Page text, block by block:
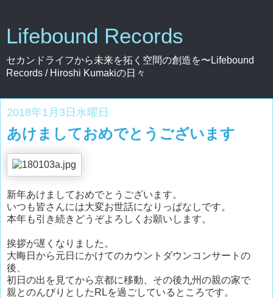
Lifebound Records
セカンドライフから未来を拓く空間の創造を〜Lifebound
Records / Hiroshi Kumakiの日々
2018年1月3日水曜日
あけましておめでとうございます
新年あけましておめでとうございます。
いつも皆さんには大変お世話になりっぱなしです。
本年も引き続きどうぞよろしくお願いします。
挨拶が遅くなりました。
大晦日から元日にかけてのカウントダウンコンサートの
後、
初日の出を見てから京都に移動、その後九州の親の家で
親とのんびりとしたRLを過ごしているところです。